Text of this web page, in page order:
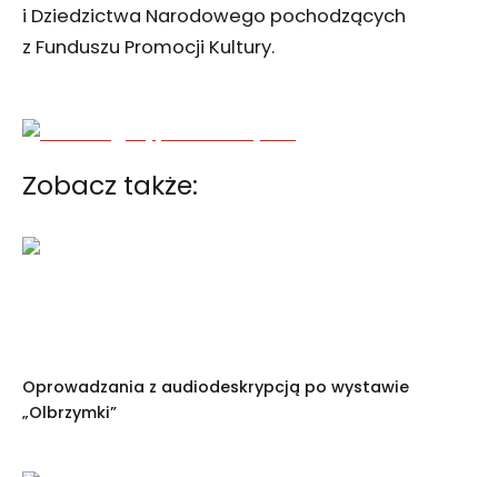
i Dziedzictwa Narodowego pochodzących
z Funduszu Promocji Kultury.
Zobacz także:
Oprowadzania z audiodeskrypcją po wystawie
„Olbrzymki”